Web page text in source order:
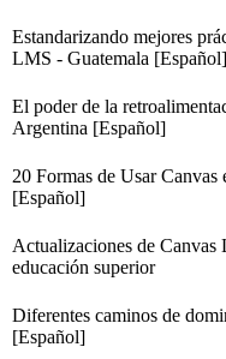
Estandarizando mejores
LMS - Guatemala [Español]
El poder de la
Argentina [Español]
20 Formas de Usar
[Español]
Actualizaciones de
educación superior
Diferentes caminos de
[Español]